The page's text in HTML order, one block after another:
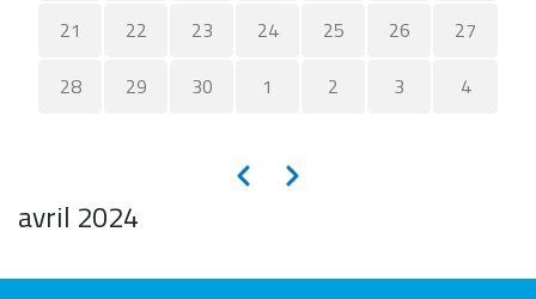
21
22 23 24 25 26
27
28
29 30 1 2 3 4
Pagination
PrécédentSuivant
avril 2024